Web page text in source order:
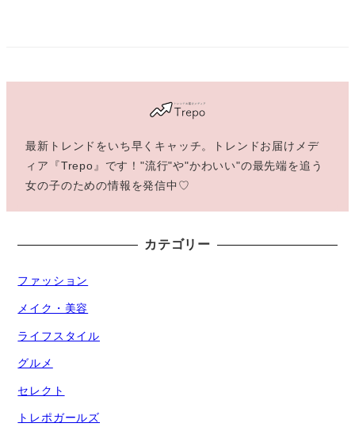
最新トレンドをいち早くキャッチ。トレンドお届けメデ
ィア『Trepo』です！"流行"や"かわいい"の最先端を追う
女の子のための情報を発信中♡
カテゴリー
ファッション
メイク・美容
ライフスタイル
グルメ
セレクト
トレポガールズ